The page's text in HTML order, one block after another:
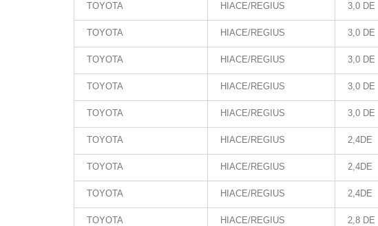
TOYOTA HIACE/REGIUS 3,0 DE
TOYOTA HIACE/REGIUS 3,0 DE
TOYOTA HIACE/REGIUS 3,0 DE
TOYOTA HIACE/REGIUS 3,0 DE
TOYOTA HIACE/REGIUS 3,0 DE
TOYOTA HIACE/REGIUS 2,4DE
TOYOTA HIACE/REGIUS 2,4DE
TOYOTA HIACE/REGIUS 2,4DE
TOYOTA HIACE/REGIUS 2,8 DE